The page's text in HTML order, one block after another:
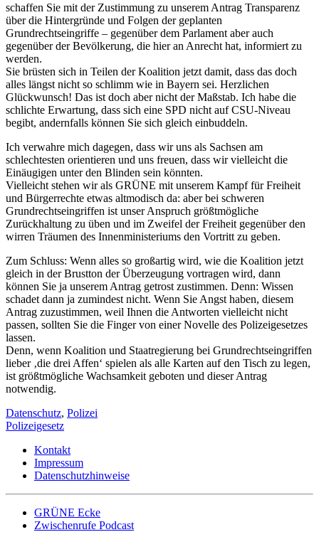
schaffen Sie mit der Zustimmung zu unserem Antrag Transparenz
über die Hintergründe und Folgen der geplanten
Grundrechtseingriffe – gegenüber dem Parlament aber auch
gegenüber der Bevölkerung, die hier an Anrecht hat, informiert zu
werden.
Sie brüsten sich in Teilen der Koalition jetzt damit, dass das doch
alles längst nicht so schlimm wie in Bayern sei. Herzlichen
Glückwunsch! Das ist doch aber nicht der Maßstab. Ich habe die
schlichte Erwartung, dass sich eine SPD nicht auf CSU-Niveau
begibt, andernfalls können Sie sich gleich einbuddeln.
Ich verwahre mich dagegen, dass wir uns als Sachsen am
schlechtesten orientieren und uns freuen, dass wir vielleicht die
Einäugigen unter den Blinden sein könnten.
Vielleicht stehen wir als GRÜNE mit unserem Kampf für Freiheit
und Bürgerrechte etwas altmodisch da: aber bei schweren
Grundrechtseingriffen ist unser Anspruch größtmögliche
Zurückhaltung zu üben und im Zweifel der Freiheit gegenüber den
wirren Träumen des Innenministeriums den Vortritt zu geben.
Zum Schluss: Wenn alles so großartig wird, wie die Koalition jetzt
gleich in der Brustton der Überzeugung vortragen wird, dann
können Sie ja unserem Antrag getrost zustimmen. Denn: Wissen
schadet dann ja zumindest nicht. Wenn Sie Angst haben, diesem
Antrag zuzustimmen, weil Ihnen die Antworten vielleicht nicht
passen, sollten Sie die Finger von einer Novelle des Polizeigesetzes
lassen.
Denn, wenn Koalition und Staatregierung bei Grundrechtseingriffen
lieber ‚die drei Affen‘ spielen als alle Karten auf den Tisch zu legen,
ist größtmögliche Wachsamkeit geboten und dieser Antrag
notwendig.
Datenschutz, Polizei
Polizeigesetz
Kontakt
Impressum
Datenschutzhinweise
GRÜNE Ecke
Zwischenrufe Podcast